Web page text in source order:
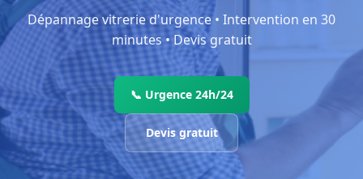
Dépannage vitrerie d'urgence • Intervention en 30
minutes • Devis gratuit
📞 Urgence 24h/24
Devis gratuit